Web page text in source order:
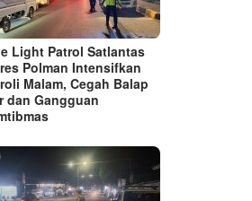
Light Patrol Satlantas
Polman Intensifkan
Malam, Cegah Balap
dan Gangguan